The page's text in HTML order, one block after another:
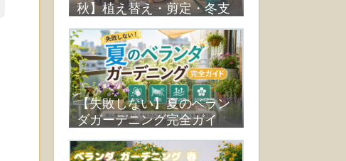
秋】植え替え・剪定・冬支
【失敗しない】夏のベラン
ダガーデニング完全ガイ
策・おすすめ植物まで解説